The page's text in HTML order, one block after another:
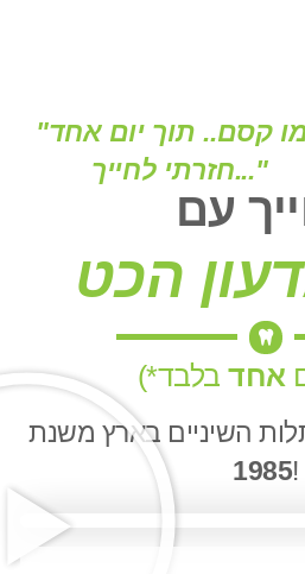
"כמו קסם.. תוך יום אחד
חזרתי לחייך..."
עם
אחד
השיניים בארץ משנת
1985!